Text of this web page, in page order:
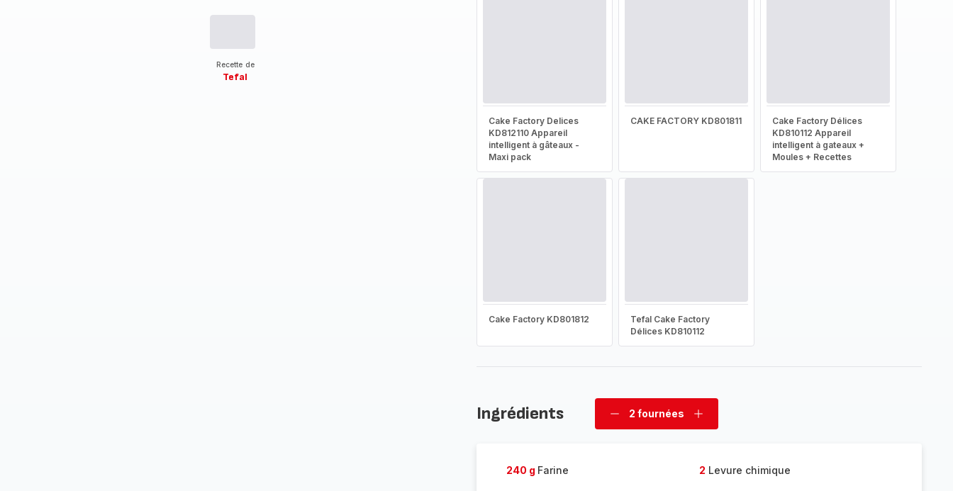
Recette de
Tefal
Cake Factory Delices
KD812110 Appareil
intelligent à gâteaux -
Maxi pack
CAKE FACTORY KD801811
Cake Factory Délices
KD810112 Appareil
intelligent à gateaux +
Moules + Recettes
Cake Factory KD801812
Tefal Cake Factory
Délices KD810112
Ingrédients
Supprimer
2 fournées
Ajouter
240 g Farine 2 Levure chimique